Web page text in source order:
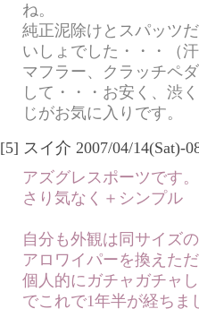
ね。
純正泥除けとスパッツ
いしょでした・・・（
マフラー、クラッチペ
して・・・お安く、渋
じがお気に入りです。
[5] スイ介 2007/04/14(Sat)-
アズグレスポーツです。
さり気なく＋シンプル
自分も外観は同サイズ
アロワイパーを換えた
個人的にガチャガチャ
でこれで1年半が経ちま